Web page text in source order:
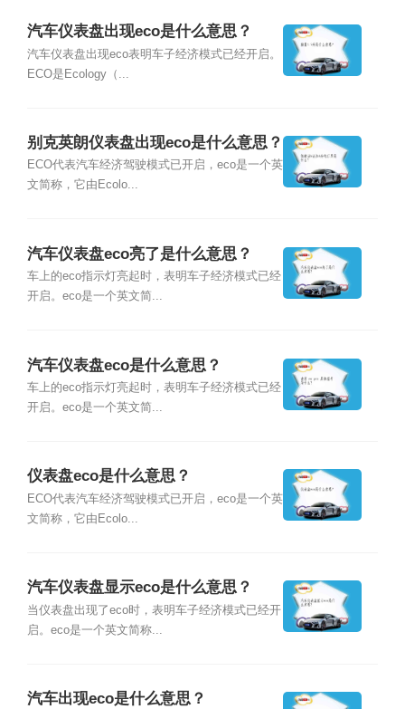
汽车仪表盘出现eco是什么意思？
汽车仪表盘出现eco表明车子经济模式已经开启。
ECO是Ecology（...
别克英朗仪表盘出现eco是什么意思？
ECO代表汽车经济驾驶模式已开启，eco是一个英
文简称，它由Ecolo...
汽车仪表盘eco亮了是什么意思？
车上的eco指示灯亮起时，表明车子经济模式已经
开启。eco是一个英文简...
汽车仪表盘eco是什么意思？
车上的eco指示灯亮起时，表明车子经济模式已经
开启。eco是一个英文简...
仪表盘eco是什么意思？
ECO代表汽车经济驾驶模式已开启，eco是一个英
文简称，它由Ecolo...
汽车仪表盘显示eco是什么意思？
当仪表盘出现了eco时，表明车子经济模式已经开
启。eco是一个英文简称...
汽车出现eco是什么意思？